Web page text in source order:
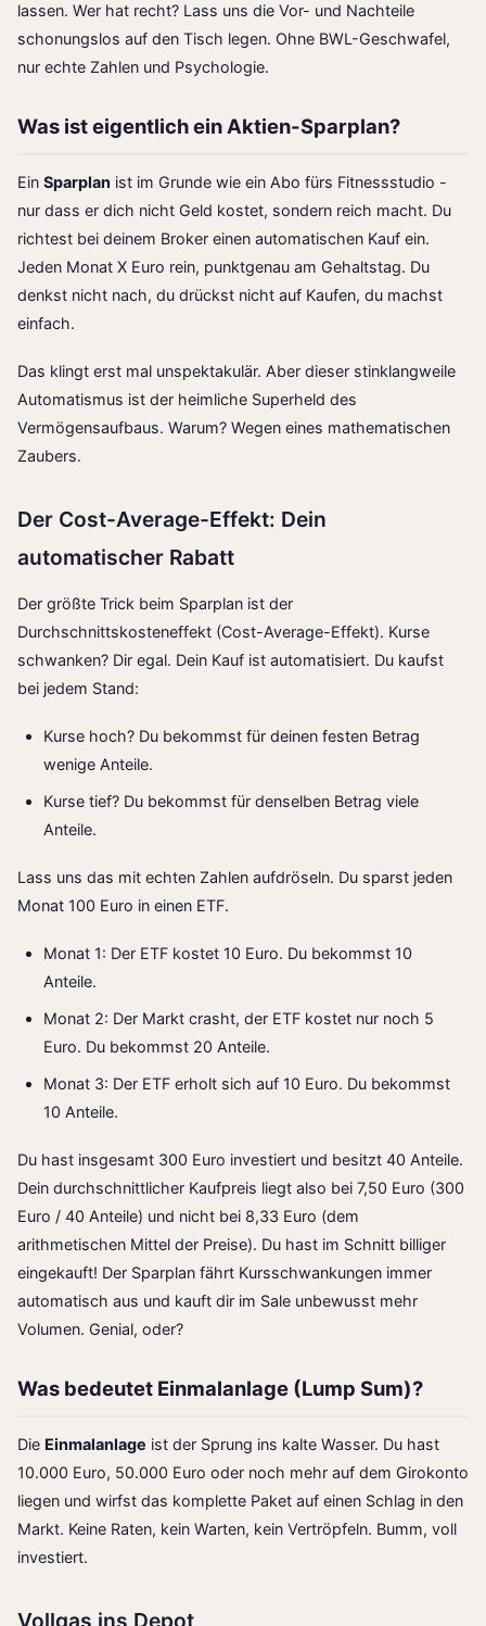
lassen. Wer hat recht? Lass uns die Vor- und Nachteile
schonungslos auf den Tisch legen. Ohne BWL-Geschwafel,
nur echte Zahlen und Psychologie.
Was ist eigentlich ein Aktien-Sparplan?
Ein Sparplan ist im Grunde wie ein Abo fürs Fitnessstudio -
nur dass er dich nicht Geld kostet, sondern reich macht. Du
richtest bei deinem Broker einen automatischen Kauf ein.
Jeden Monat X Euro rein, punktgenau am Gehaltstag. Du
denkst nicht nach, du drückst nicht auf Kaufen, du machst
einfach.
Das klingt erst mal unspektakulär. Aber dieser stinklangweile
Automatismus ist der heimliche Superheld des
Vermögensaufbaus. Warum? Wegen eines mathematischen
Zaubers.
Der Cost-Average-Effekt: Dein
automatischer Rabatt
Der größte Trick beim Sparplan ist der
Durchschnittskosteneffekt (Cost-Average-Effekt). Kurse
schwanken? Dir egal. Dein Kauf ist automatisiert. Du kaufst
bei jedem Stand:
Kurse hoch? Du bekommst für deinen festen Betrag
wenige Anteile.
Kurse tief? Du bekommst für denselben Betrag viele
Anteile.
Lass uns das mit echten Zahlen aufdröseln. Du sparst jeden
Monat 100 Euro in einen ETF.
Monat 1: Der ETF kostet 10 Euro. Du bekommst 10
Anteile.
Monat 2: Der Markt crasht, der ETF kostet nur noch 5
Euro. Du bekommst 20 Anteile.
Monat 3: Der ETF erholt sich auf 10 Euro. Du bekommst
10 Anteile.
Du hast insgesamt 300 Euro investiert und besitzt 40 Anteile.
Dein durchschnittlicher Kaufpreis liegt also bei 7,50 Euro (300
Euro / 40 Anteile) und nicht bei 8,33 Euro (dem
arithmetischen Mittel der Preise). Du hast im Schnitt billiger
eingekauft! Der Sparplan fährt Kursschwankungen immer
automatisch aus und kauft dir im Sale unbewusst mehr
Volumen. Genial, oder?
Was bedeutet Einmalanlage (Lump Sum)?
Die Einmalanlage ist der Sprung ins kalte Wasser. Du hast
10.000 Euro, 50.000 Euro oder noch mehr auf dem Girokonto
liegen und wirfst das komplette Paket auf einen Schlag in den
Markt. Keine Raten, kein Warten, kein Vertröpfeln. Bumm, voll
investiert.